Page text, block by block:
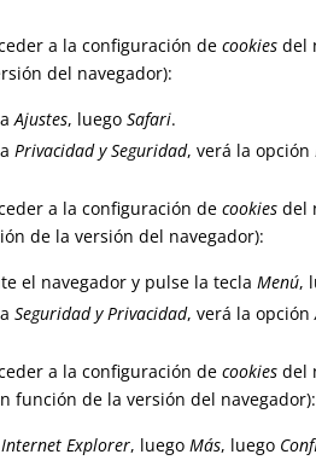
a la configuración decookies del
del navegador):
aAjustes, luegoSafari.
aPrivacidad y Seguridad, verá la opción
a la configuración decookies del
de la versión del navegador):
el navegador y pulse la teclaMenú,
aSeguridad y Privacidad, verá la opción
a la configuración decookies del
función de la versión del navegador):
Internet Explorer, luegoMás, luego